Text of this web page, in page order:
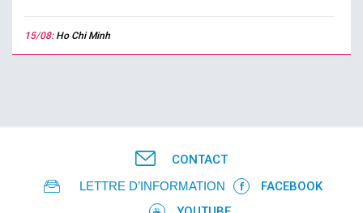
15/08: Ho Chi Minh
CONTACT
LETTRE D’INFORMATION
FACEBOOK